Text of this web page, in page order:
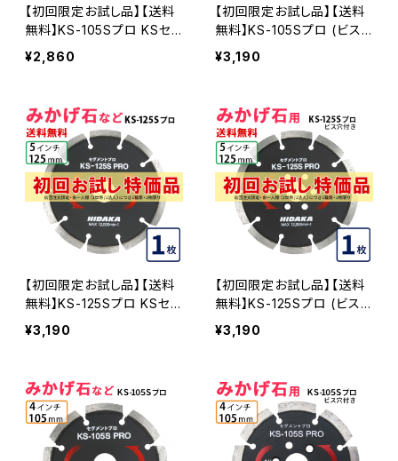
【初回限定お試し品】【送料
無料】KS-105Sプロ KSセ
グメントプロ 4インチ 105m
m みかげ石などの切断用
ドカッター 刃(ks-105spro
-trial)
¥2,860
【初回限定お試し品】【送料
無料】KS-105Sプロ (ビス
穴付き) KSセグメントプロ
4インチ 105mm みかげ石
ント ダイヤモンドカッター
刃 ビス3個付属(ks-105spr
o-b-trial)
¥3,190
【初回限定お試し品】【送料
無料】KS-125Sプロ KSセグ
メントプロ 5インチ 125mm
みかげ石などの切断用 ダイ
ッター 刃 (ks-125spro-tri
al)
¥3,190
【初回限定お試し品】【送料
無料】KS-125Sプロ (ビス
穴付き) KSセグメントプロ
5インチ 125mm みかげ石
ント ダイヤモンドカッター
刃 ビス3個付属(ks-125spr
o-b-trial)
¥3,190